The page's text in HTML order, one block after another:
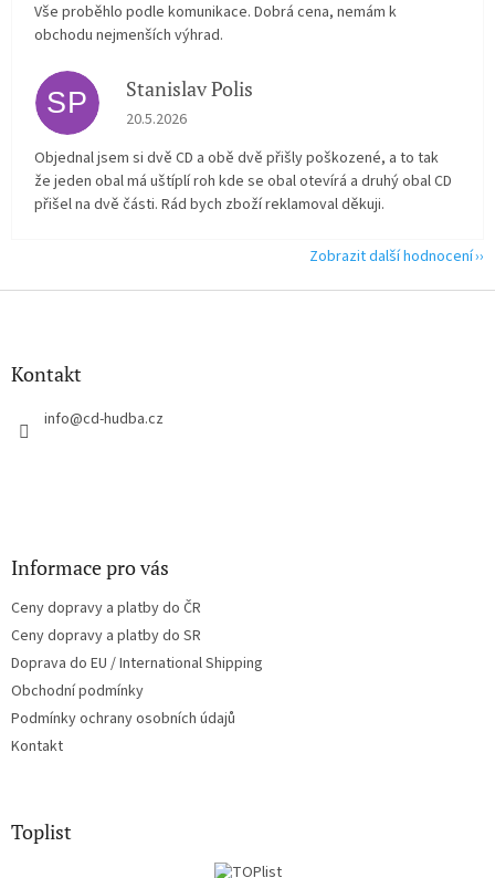
Vše proběhlo podle komunikace. Dobrá cena, nemám k
obchodu nejmenších výhrad.
SP Stanislav Polis
Hodnocení obchodu je 2 z 5 hvězdiček.
20.5.2026
Objednal jsem si dvě CD a obě dvě přišly poškozené, a to tak
že jeden obal má uštíplí roh kde se obal otevírá a druhý obal CD
přišel na dvě části. Rád bych zboží reklamoval děkuji.
Zobrazit další hodnocení
Z
Kontakt
info@cd-hudba.cz
Informace pro vás
Ceny dopravy a platby do ČR
Ceny dopravy a platby do SR
Doprava do EU / International Shipping
Obchodní podmínky
Podmínky ochrany osobních údajů
Kontakt
Toplist